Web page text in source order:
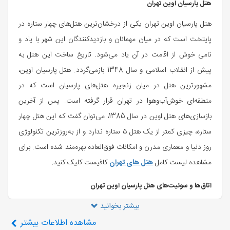
هتل پارسیان اوین تهران
هتل پارسیان اوین تهران یکی از درخشان‌ترین هتل‌های چهار ستاره در
پایتخت است که در میان مهمانان و بازدیدکنندگان این شهر با یاد و
نامی خوش از اقامت در آن یاد می‌شود. تاریخ ساخت این هتل به
پیش از انقلاب اسلامی و سال 1348 بازمی‌گردد. هتل پارسیان اوین،
مشهورترین هتل در میان زنجیره هتل‌های پارسیان است که در
منطقه‌ای خوش‌آب‌و‌هوا در تهران قرار گرفته است. پس از آخرین
بازسازی‌های هتل اوین در سال 1385، می‌توان گفت که این هتل چهار
ستاره، چیزی کمتر از یک هتل ۵ ستاره ندارد و از به‌روزترین تکنولوژی
روز دنیا و معماری مدرن و امکانات فوق‌العاده بهره‌مند شده است. برای
مشاهده لیست کاملهتل های تهرانکافیست کلیک کنید.
اتاق‌ها و سوئیت‌های هتل پارسیان اوین تهران
این هتل در ابتدا کار خود را با 32 اتاق آغاز کرد. پس از سال‌ها فعالیتبیشتر بخوانید
مشاهده اطلاعات بیشتر